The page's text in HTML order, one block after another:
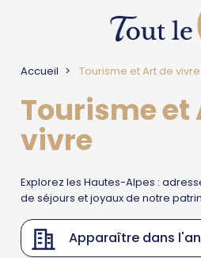
Accueil Tourisme et Art de vivre
Tourisme et
vivre
Explorez les Hautes-Alpes :
de séjours et joyaux de notre
Apparaître dans